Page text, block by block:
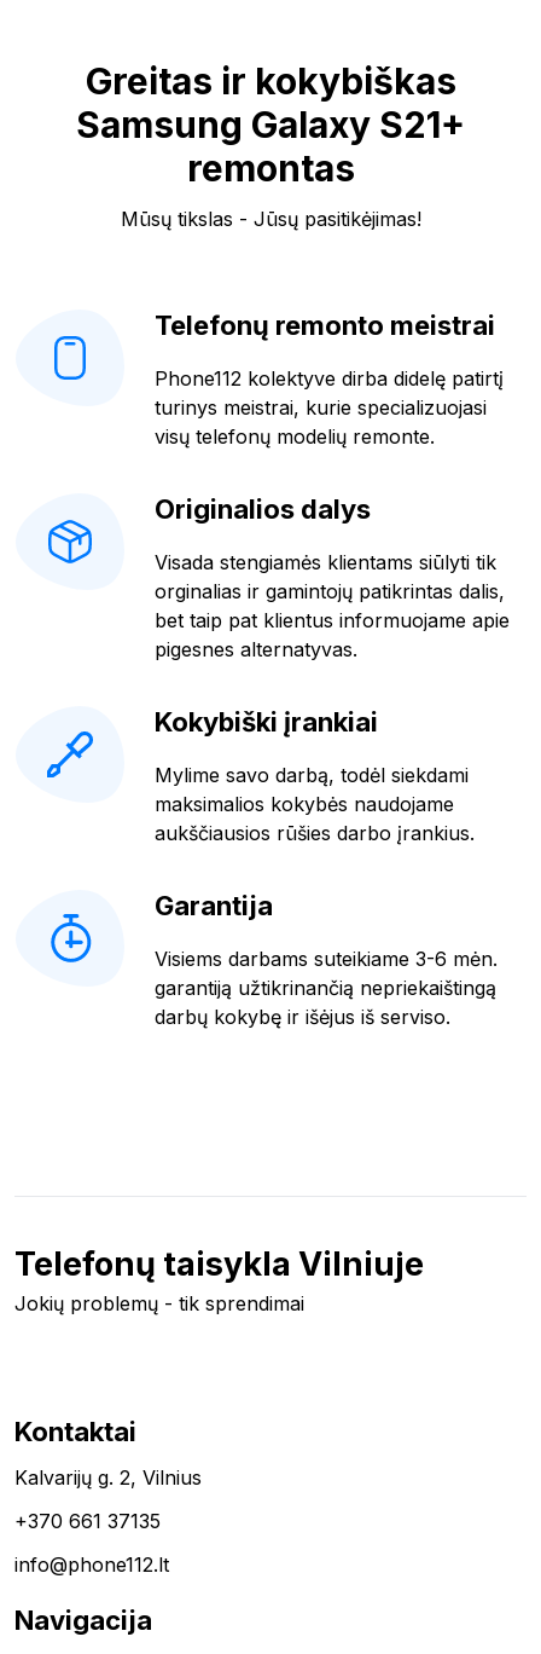
Greitas ir kokybiškas
Samsung Galaxy S21+
remontas
Mūsų tikslas - Jūsų pasitikėjimas!
Telefonų remonto meistrai
Phone112 kolektyve dirba didelę patirtį
turinys meistrai, kurie specializuojasi
visų telefonų modelių remonte.
Originalios dalys
Visada stengiamės klientams siūlyti tik
orginalias ir gamintojų patikrintas dalis,
bet taip pat klientus informuojame apie
pigesnes alternatyvas.
Kokybiški įrankiai
Mylime savo darbą, todėl siekdami
maksimalios kokybės naudojame
aukščiausios rūšies darbo įrankius.
Garantija
Visiems darbams suteikiame 3-6 mėn.
garantiją užtikrinančią nepriekaištingą
darbų kokybę ir išėjus iš serviso.
Telefonų taisykla Vilniuje
Jokių problemų - tik sprendimai
Kontaktai
Kalvarijų g. 2, Vilnius
+370 661 37135
info@phone112.lt
Navigacija